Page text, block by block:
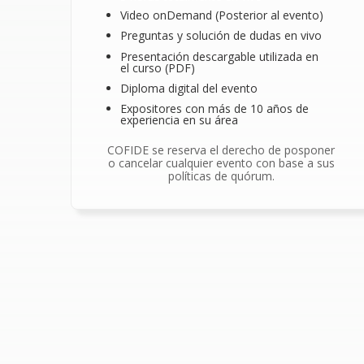
Video onDemand (Posterior al evento)
Preguntas y solución de dudas en vivo
Presentación descargable utilizada en
el curso (PDF)
Diploma digital del evento
Expositores con más de 10 años de
experiencia en su área
COFIDE se reserva el derecho de posponer
o cancelar cualquier evento con base a sus
políticas de quórum.